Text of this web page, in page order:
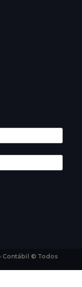
Contábil © Todos